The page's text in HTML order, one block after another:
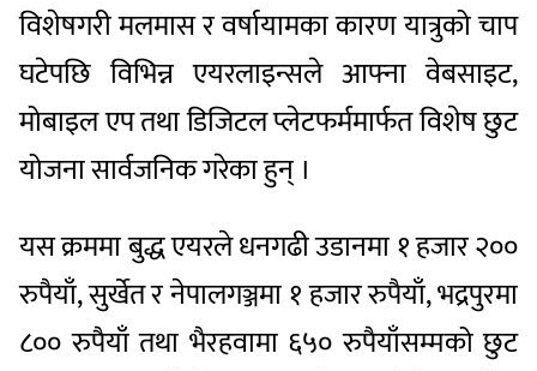
विशेषगरी मलमास र वर्षायामका कारण यात्रुको चाप
घटेपछि विभिन्न एयरलाइन्सले आफ्ना वेबसाइट,
मोबाइल एप तथा डिजिटल प्लेटफर्ममार्फत विशेष छुट
योजना सार्वजनिक गरेका हुन् ।
यस क्रममा बुद्ध एयरले धनगढी उडानमा १ हजार २००
रुपैयाँ, सुर्खेत र नेपालगञ्जमा १ हजार रुपैयाँ, भद्रपुरमा
८०० रुपैयाँ तथा भैरहवामा ६५० रुपैयाँसम्मको छुट